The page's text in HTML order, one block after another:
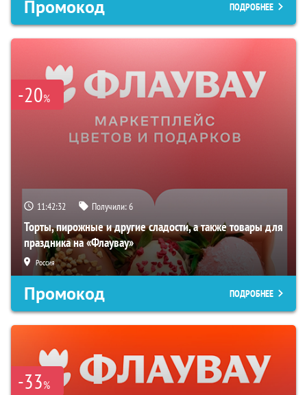
Промокод ПОДРОБНЕЕ
-20%
11:42:31 Получили:6
Торты, пирожные и другие сладости, а также товары для
праздника на «Флаувау»
Россия
Промокод ПОДРОБНЕЕ
-33%